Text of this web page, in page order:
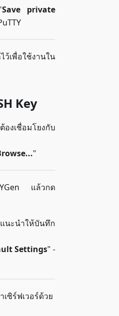
Save private
เพื่อใช้งานใน
Key
งเชื่อมโยงกับ
"
แล้วกด
ะนำให้บันทึก
Settings" -
ซิร์ฟเวอร์ด้วย